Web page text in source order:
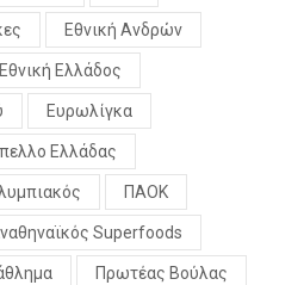
Εθνική Ανδρών
Εθνική Ελλάδος
Ευρωλίγκα
Ελλάδας
ΠΑΟΚ
Superfoods
Πρωτέας Βούλας